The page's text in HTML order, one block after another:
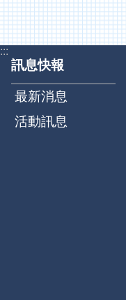
:::
訊息快報
最新消息
活動訊息